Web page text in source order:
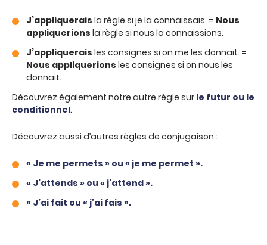
J’appliquerais la règle si je la connaissais. = Nous
appliquerions la règle si nous la connaissions.
J’appliquerais les consignes si on me les donnait. =
Nous appliquerions les consignes si on nous les
donnait.
Découvrez également notre autre règle sur le futur ou le
conditionnel.
Découvrez aussi d’autres règles de conjugaison :
« Je me permets » ou « je me permet ».
« J’attends » ou « j’attend ».
« J’ai fait ou « j’ai fais ».